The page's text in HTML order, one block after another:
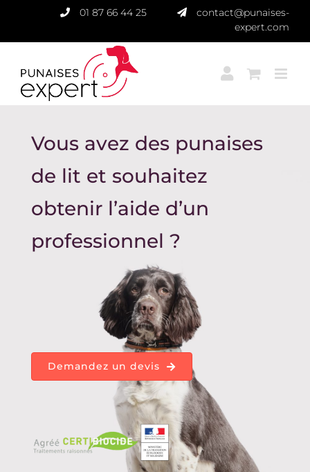
contenu
01 87 66 44 25
contact@punaises-
expert.com
Vous avez des punaises
de lit et souhaitez
obtenir l’aide d’un
professionnel ?
Demandez un devis